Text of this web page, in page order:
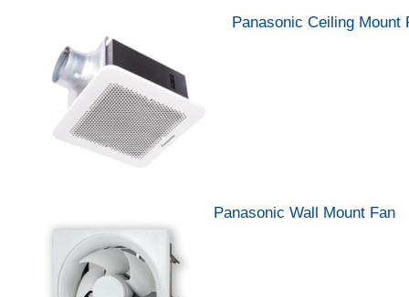
Panasonic Ceiling Mount
Panasonic Wall Mount Fan